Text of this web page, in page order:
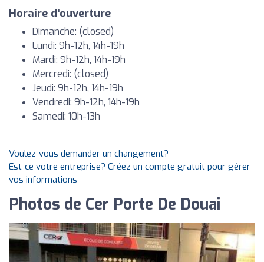
Horaire d'ouverture
Dimanche: (closed)
Lundi: 9h-12h, 14h-19h
Mardi: 9h-12h, 14h-19h
Mercredi: (closed)
Jeudi: 9h-12h, 14h-19h
Vendredi: 9h-12h, 14h-19h
Samedi: 10h-13h
Voulez-vous demander un changement?
Est-ce votre entreprise? Créez un compte gratuit pour gérer
vos informations
Photos de Cer Porte De Douai